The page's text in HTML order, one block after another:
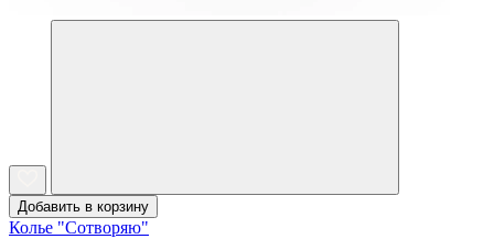
Добавить в корзину
Колье "Сотворяю"